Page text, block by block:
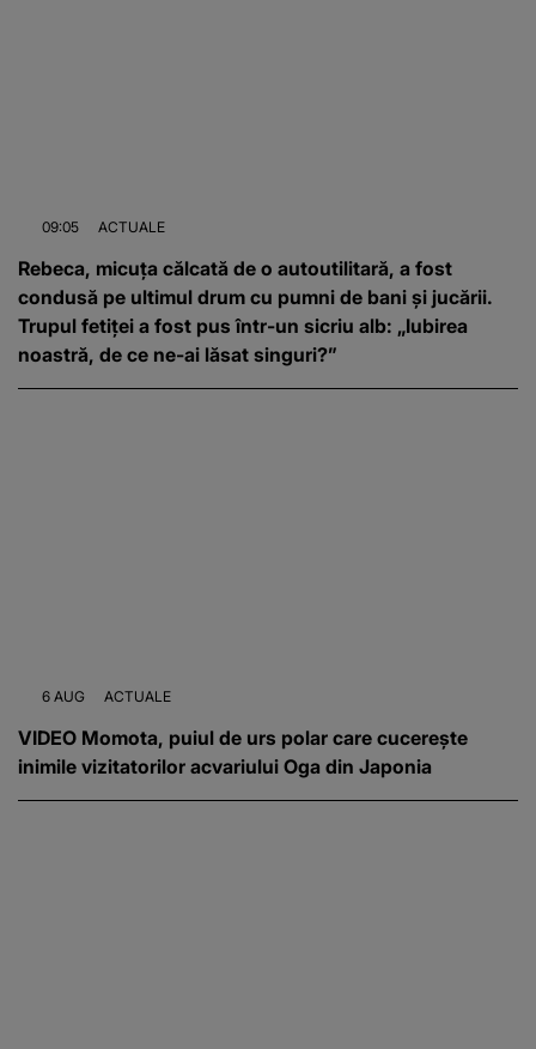
09:05 ACTUALE
Rebeca, micuța călcată de o autoutilitară, a fost
condusă pe ultimul drum cu pumni de bani și jucării.
Trupul fetiței a fost pus într-un sicriu alb: „Iubirea
noastră, de ce ne-ai lăsat singuri?”
6 AUG ACTUALE
VIDEO Momota, puiul de urs polar care cucerește
inimile vizitatorilor acvariului Oga din Japonia